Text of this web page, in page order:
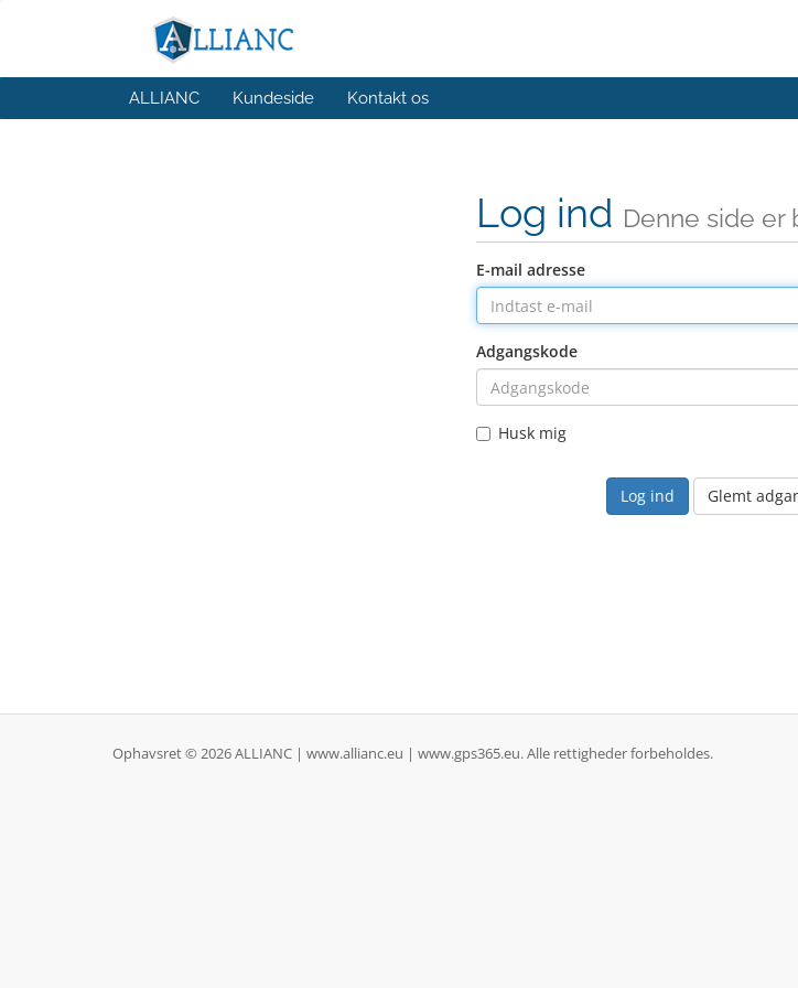
ALLIANC Kundeside Kontakt os
Log ind Denne side
E-mail adresse
Adgangskode
Husk mig
Glemt
Ophavsret © 2026 ALLIANC | www.allianc.eu | www.gps365.eu. Alle rettigheder forbeholdes.